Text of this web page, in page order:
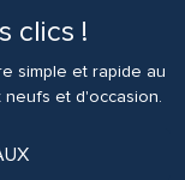
clics !
simple et rapide au
et d'occasion.